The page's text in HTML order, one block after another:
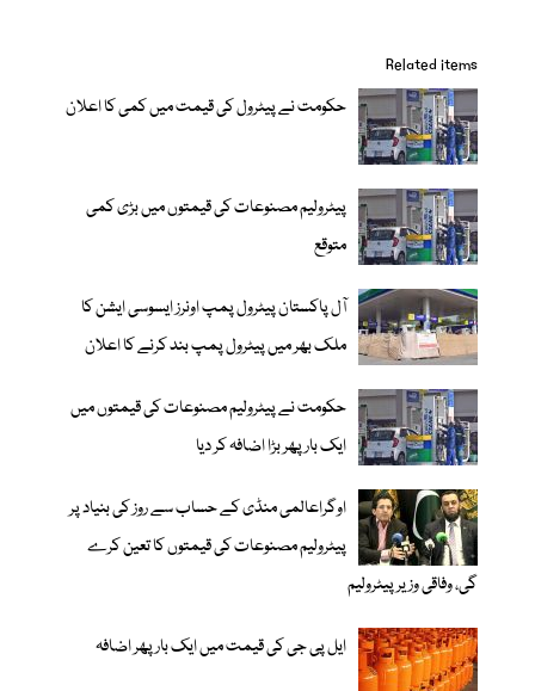
Related items
حکومت نے پیٹرول کی قیمت میں کمی کا اعلان
پیٹرولیم مصنوعات کی قیمتوں میں بڑی کمی
متوقع
آل پاکستان پیٹرول پمپ اونرز ایسوسی ایشن کا
ملک بھر میں پیٹرول پمپ بند کرنے کا اعلان
حکومت نے پیٹرولیم مصنوعات کی قیمتوں میں
ایک بار پھر بڑا اضافہ کر دیا
اوگراعالمی منڈی کے حساب سے روز کی بنیاد پر
پیٹرولیم مصنوعات کی قیمتوں کا تعین کرے
گی، وفاقی وزیر پیٹرولیم
ایل پی جی کی قیمت میں ایک بار پھر اضافہ